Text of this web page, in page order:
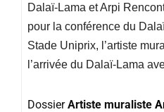
Dalaï-Lama et Arpi
pour la conférence du
Stade Uniprix, l’artiste
l’arrivée du Dalaï-Lama
DossierArtiste muraliste